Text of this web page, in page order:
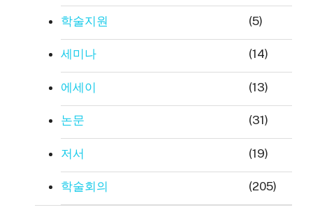
학술지원 (5)
세미나 (14)
에세이 (13)
논문 (31)
저서 (19)
학술회의 (205)